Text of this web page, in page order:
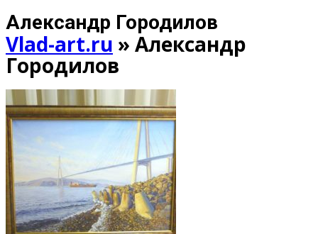
Александр Городилов
Vlad-art.ru » Александр
Городилов